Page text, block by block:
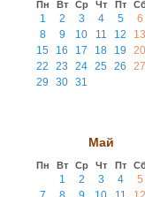
Пн Вт Ср Чт Пт
1 2 3 4 5
6
8
9 10 11 12
13
15
16 17 18 19
20
22
23 24 25 26
27
29
30 31
Май
Пн Вт Ср Чт Пт
1 2 3 4
5